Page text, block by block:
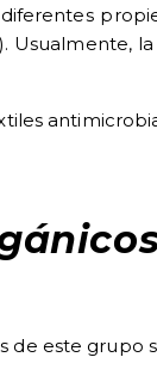
Usualmente,
de este grupo